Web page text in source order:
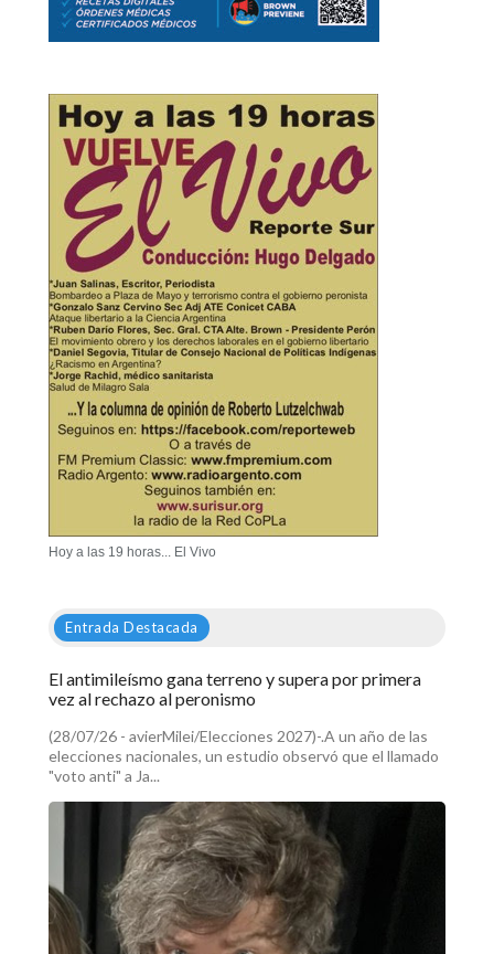
Hoy a las 19 horas... El Vivo
Entrada Destacada
El antimileísmo gana terreno y supera por primera
vez al rechazo al peronismo
(28/07/26 - avierMilei/Elecciones 2027)-.A un año de las
elecciones nacionales, un estudio observó que el llamado
"voto anti" a Ja...